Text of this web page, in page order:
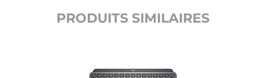
PRODUITS SIMILAIRES